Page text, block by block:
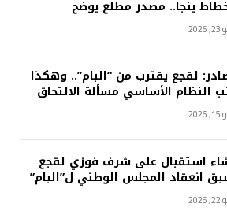
ينجا.. مصدر مطلع يوضح
لقجع يقترب من “البام”.. وهكذا
النظام الأساسي مسألة الالتحاق
استقبال على شرف فوزي لقجع
انعقاد المجلس الوطني ل”البام”